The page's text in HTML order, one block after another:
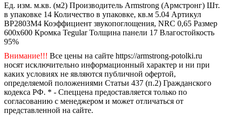
Ед. изм. м.кв. (м2) Производитель Armstrong (Армстронг) Шт.
в упаковке 14 Количество в упаковке, кв.м 5.04 Артикул
BP2803M4 Коэффициент звукопоглощения, NRC 0,65 Размер
600x600 Кромка Tegular Толщина панели 17 Влагостойкость
95%
Внимание!!! Все цены на сайте https://armstrong-potolki.ru
носят исключительно информационный характер и ни при
каких условиях не являются публичной офертой,
определяемой положениями Статьи 437 (п.2) Гражданского
кодекса РФ. * - Спеццена предоставляется только по
согласованию с менеджером и может отличаться от
представленной на сайте.